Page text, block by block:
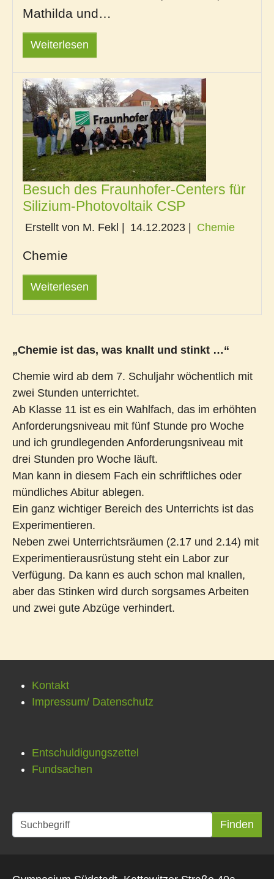
Mathilda und…
Weiterlesen
Besuch des Fraunhofer-Centers für
Silizium-Photovoltaik CSP
Erstellt von M. Fekl | 14.12.2023 Chemie
Chemie
Weiterlesen
„Chemie ist das, was knallt und stinkt …“
Chemie wird ab dem 7. Schuljahr wöchentlich mit
zwei Stunden unterrichtet.
Ab Klasse 11 ist es ein Wahlfach, das im erhöhten
Anforderungsniveau mit fünf Stunde pro Woche
und ich grundlegenden Anforderungsniveau mit
drei Stunden pro Woche läuft.
Man kann in diesem Fach ein schriftliches oder
mündliches Abitur ablegen.
Ein ganz wichtiger Bereich des Unterrichts ist das
Experimentieren.
Neben zwei Unterrichtsräumen (2.17 und 2.14) mit
Experimentierausrüstung steht ein Labor zur
Verfügung. Da kann es auch schon mal knallen,
aber das Stinken wird durch sorgsames Arbeiten
und zwei gute Abzüge verhindert.
Kontakt
Impressum/ Datenschutz
Entschuldigungszettel
Fundsachen